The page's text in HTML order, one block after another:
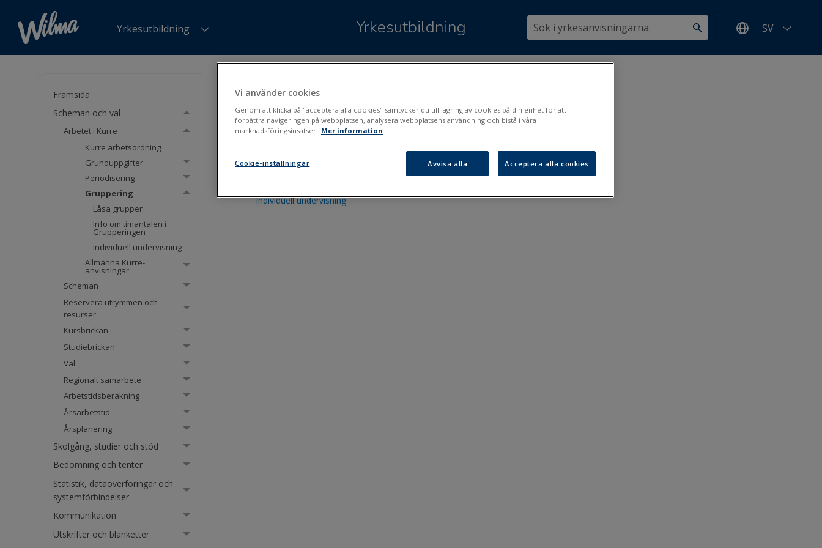
Yrkesutbildning Yrkesutbildning SV
Framsida
Scheman och val
Arbetet i Kurre
Kurre arbetsordning
Grunduppgifter
Periodisering
Gruppering
Låsa grupper
Info om timantalen i
Grupperingen
Individuell undervisning
Allmänna Kurre-
anvisningar
Scheman
Reservera utrymmen och
resurser
Kursbrickan
Studiebrickan
Val
Regionalt samarbete
Arbetstidsberäkning
Årsarbetstid
Årsplanering
Skolgång, studier och stöd
Bedömning och tenter
Statistik, dataöverföringar och
systemförbindelser
Kommunikation
Utskrifter och blanketter
Gruppering
Individuell undervisning
Vi använder cookies
Genom att klicka på "acceptera alla cookies" samtycker du till lagring av cookies på din enhet för att
förbättra navigeringen på webbplatsen, analysera webbplatsens användning och bistå i våra
marknadsföringsinsatser. Mer information
Cookie-inställningar Avvisa alla Acceptera alla cookies